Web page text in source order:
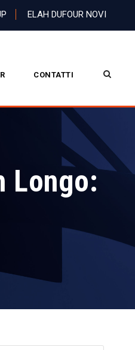
ELAH DUFOUR NOVI
CONTATTI
Longo: